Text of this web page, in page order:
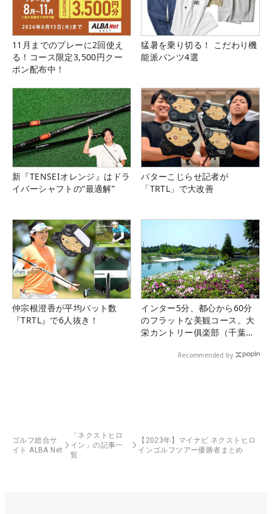
■ PGMシリーズ「Cool Cart Cup」【成績＆スコア】
■山口里緒 優勝インタビュー【動画】
■初志貫徹で念願のツアー初優勝「パーオン2パット
のゴルフを変えないと決めていた」【記事】
第7戦「リオン・ドールコーポレーション／ゼ
ビオグループチャレンジカップ」
佐渡山理莉（23）
【プロフィールはこちら】
1イーグル・6バーディ・1ダブルボギーの6アンダー
「66」で元JGAナショナルチームの一員でレギュラ
ーツアー出場経験もある佐渡山理莉が念願の初優勝
を挙げた。「いい調子ではなかったので、そんな状
況でも攻め方とか、考え方で変わる」ことを改めて
実感したという。「OBを打っても66で回れるんだ
なって（笑）」と振り返る。
「今まで結果を考えすぎてしまうところがあったん
戦の2日間、最近のなかでは一番自信と集中力があ
りました。そんなところは、成長したなって感じる
11月までのプレーに2回使え
る！コース限定3,500円クー
ポン配布中！
猛暑を乗り切る！ こだわり機
能派パンツ4選
新『TENSEIオレンジ』はドラ
イバーシャフトの“最適解”
パターこじらせ記者が
「TRTL」で大改善
仲宗根澄香が平均パット数
『TRTL』で6人抜き！
インター5分、都心から60分
のフラットな美観コース。大
栄カントリー俱楽部（千葉
Recommended by
ゴルフ総合サ
イト ALBA Net
「ネクストヒロ
イン」の記事一
覧
【2023年】マイナビ ネクストヒロ
インゴルフツアー優勝者まとめ